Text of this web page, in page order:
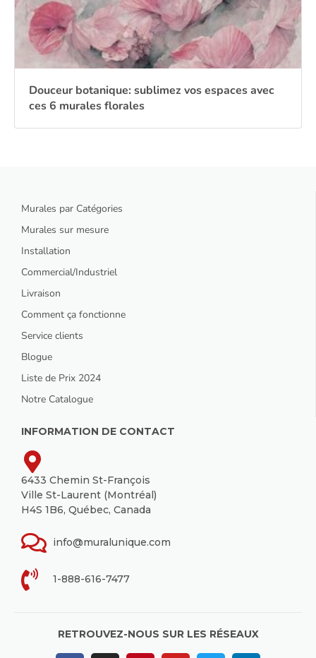
Douceur botanique: sublimez vos espaces avec
ces 6 murales florales
Murales par Catégories
Murales sur mesure
Installation
Commercial/Industriel
Livraison
Comment ça fonctionne
Service clients
Blogue
Liste de Prix 2024
Notre Catalogue
INFORMATION DE CONTACT
6433 Chemin St-François
Ville St-Laurent (Montréal)
H4S 1B6, Québec, Canada
info@muralunique.com
1-888-616-7477
RETROUVEZ-NOUS SUR LES RÉSEAUX